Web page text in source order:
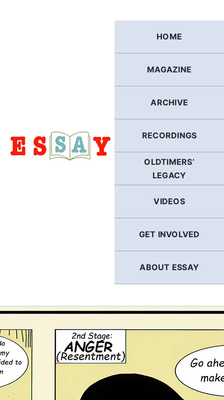
HOME
MAGAZINE
ARCHIVE
RECORDINGS
OLDTIMERS’
LEGACY
VIDEOS
GET INVOLVED
ABOUT ESSAY